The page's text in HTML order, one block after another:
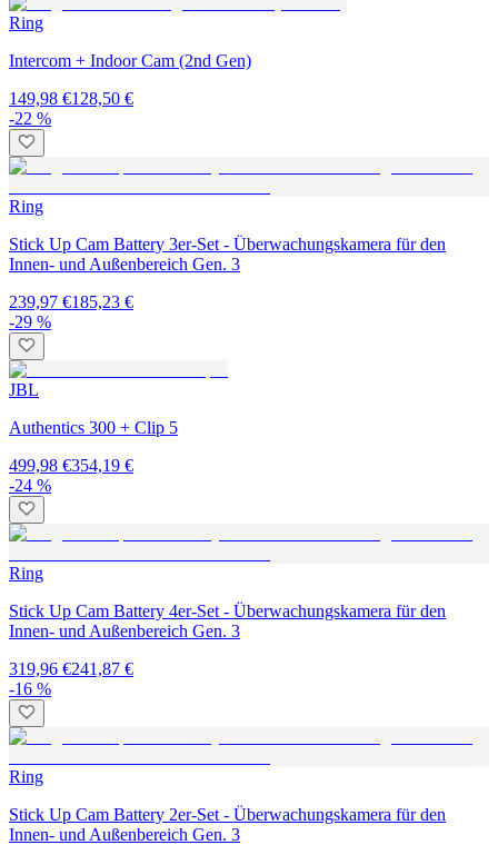
Ring
Intercom + Indoor Cam (2nd Gen)
149,98 €128,50 €
-22 %
Ring
Stick Up Cam Battery 3er-Set - Überwachungskamera für den
Innen- und Außenbereich Gen. 3
239,97 €185,23 €
-29 %
JBL
Authentics 300 + Clip 5
499,98 €354,19 €
-24 %
Ring
Stick Up Cam Battery 4er-Set - Überwachungskamera für den
Innen- und Außenbereich Gen. 3
319,96 €241,87 €
-16 %
Ring
Stick Up Cam Battery 2er-Set - Überwachungskamera für den
Innen- und Außenbereich Gen. 3